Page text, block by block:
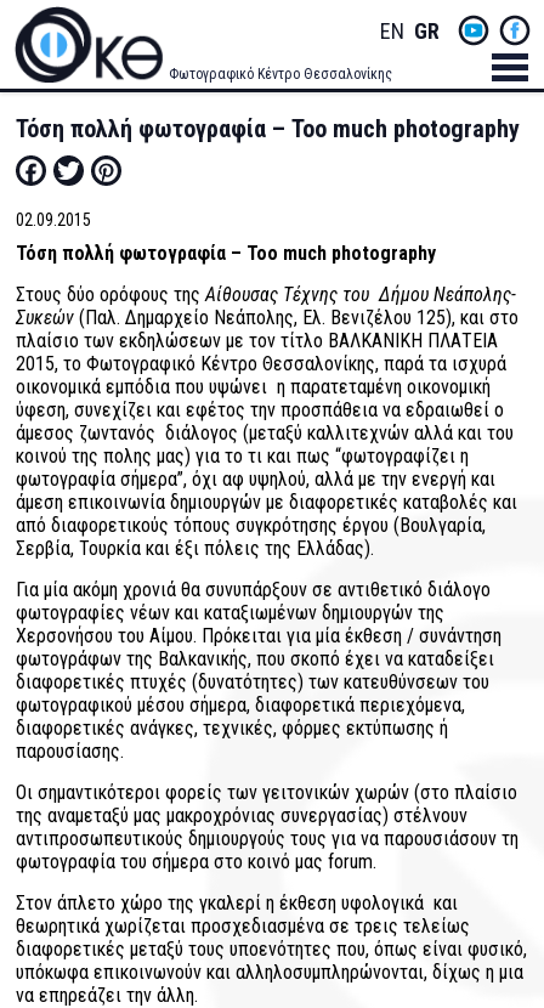
Skip
main
content
Φωτογραφικό Κέντρο Θεσσαλονίκης
Socials
Menu
ENGLISHGREEK
Τόση πολλή φωτογραφία – Too much photography
Facebook
Twitter
02.09.2015
Τόση πολλή φωτογραφία – Too much photography
Στους δύο ορόφους τηςΑίθουσας Τέχνης του Δήμου Νεάπολης-
Συκεών (Παλ. Δημαρχείο Νεάπολης, Ελ. Βενιζέλου 125), και στο
πλαίσιο των εκδηλώσεων με τον τίτλο ΒΑΛΚΑΝΙΚΗ ΠΛΑΤΕΙΑ
2015, το Φωτογραφικό Κέντρο Θεσσαλονίκης, παρά τα ισχυρά
οικονομικά εμπόδια που υψώνει η παρατεταμένη οικονομική
ύφεση, συνεχίζει και εφέτος την προσπάθεια να εδραιωθεί ο
άμεσος ζωντανός διάλογος (μεταξύ καλλιτεχνών αλλά και του
κοινού της πολης μας) για το τι και πως “φωτογραφίζει η
φωτογραφία σήμερα”, όχι αφ υψηλού, αλλά με την ενεργή και
άμεση επικοινωνία δημιουργών με διαφορετικές καταβολές και
από διαφορετικούς τόπους συγκρότησης έργου (Βουλγαρία,
Σερβία, Τουρκία και έξι πόλεις της Ελλάδας).
Για μία ακόμη χρονιά θα συνυπάρξουν σε αντιθετικό διάλογο
φωτογραφίες νέων και καταξιωμένων δημιουργών της
Χερσονήσου του Αίμου. Πρόκειται για μία έκθεση / συνάντηση
φωτογράφων της Βαλκανικής, που σκοπό έχει να καταδείξει
διαφορετικές πτυχές (δυνατότητες) των κατευθύνσεων του
φωτογραφικού μέσου σήμερα, διαφορετικά περιεχόμενα,
διαφορετικές ανάγκες, τεχνικές, φόρμες εκτύπωσης ή
παρουσίασης.
Οι σημαντικότεροι φορείς των γειτονικών χωρών (στο πλαίσιο
της αναμεταξύ μας μακροχρόνιας συνεργασίας) στέλνουν
αντιπροσωπευτικούς δημιουργούς τους για να παρουσιάσουν τη
φωτογραφία του σήμερα στο κοινό μας forum.
Στον άπλετο χώρο της γκαλερί η έκθεση υφολογικά και
θεωρητικά χωρίζεται προσχεδιασμένα σε τρεις τελείως
διαφορετικές μεταξύ τους υποενότητες που, όπως είναι φυσικό,
υπόκωφα επικοινωνούν και αλληλοσυμπληρώνονται, δίχως η μια
να επηρεάζει την άλλη.